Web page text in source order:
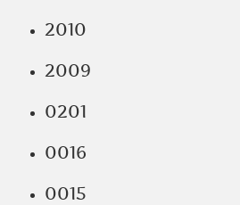
2010
2009
0201
0016
0015